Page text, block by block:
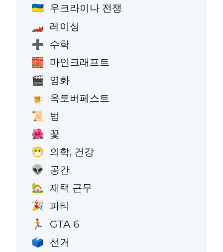
🇺🇦 우크라이나 전쟁
🏎️ 레이싱
➕ 수학
🧱 마인크래프트
🎬 영화
🍺 옥토버페스트
📜 법
🌺 꽃
😷 의학, 건강
👽 공간
🏡 재택 근무
🎉 파티
🏃 GTA 6
🗳️ 선거